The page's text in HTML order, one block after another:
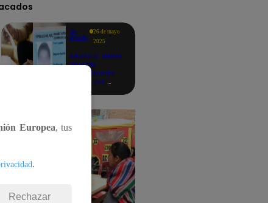
Te
ayudo
26 de mayo
2025
Revisa si tienes
deudas
consultando
con tu DNI:
detalles
Europea, tus
.
Rechazar